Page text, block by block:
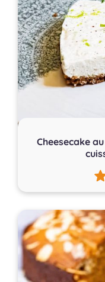
Cheesecake